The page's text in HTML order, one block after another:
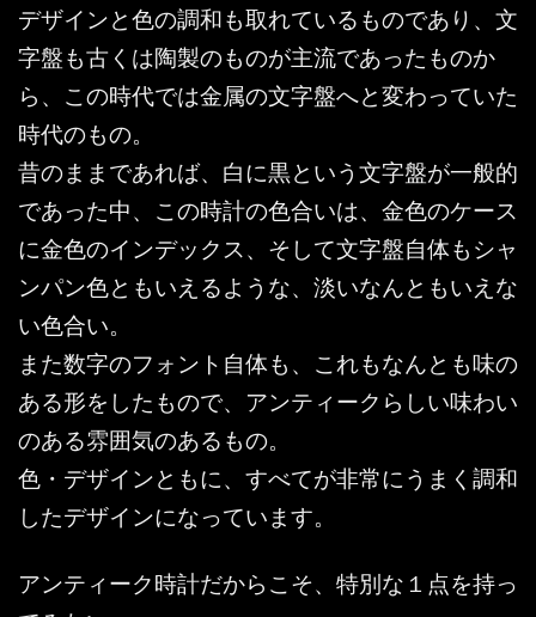
デザインと色の調和も取れているものであり、文
字盤も古くは陶製のものが主流であったものか
ら、この時代では金属の文字盤へと変わっていた
時代のもの。
昔のままであれば、白に黒という文字盤が一般的
であった中、この時計の色合いは、金色のケース
に金色のインデックス、そして文字盤自体もシャ
ンパン色ともいえるような、淡いなんともいえな
い色合い。
また数字のフォント自体も、これもなんとも味の
ある形をしたもので、アンティークらしい味わい
のある雰囲気のあるもの。
色・デザインともに、すべてが非常にうまく調和
したデザインになっています。
アンティーク時計だからこそ、特別な１点を持っ